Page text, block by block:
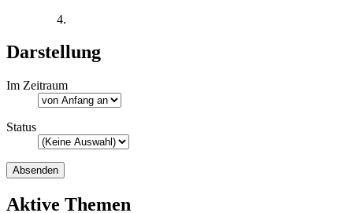
Darstellung
Im Zeitraum
Status
Aktive Themen